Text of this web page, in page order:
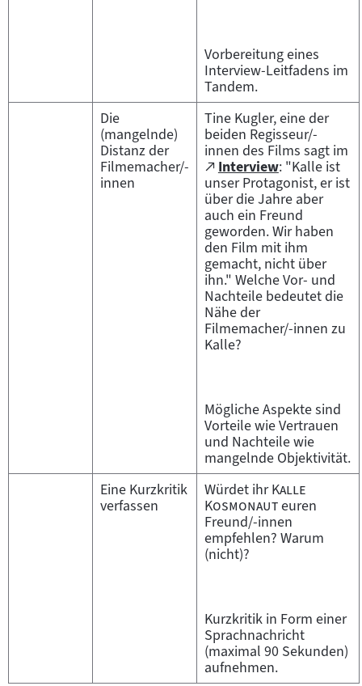
Vorbereitung eines
Interview-Leitfadens im
Tandem.
Die
(mangelnde)
Distanz der
Filmemacher/-
innen
Tine Kugler, eine der
beiden Regisseur/-
innen des Films sagt im
Zum
externen
Inhalt:
Interview
(öffnet
im
neuen
Tab)
: "Kalle ist
unser Protagonist, er ist
über die Jahre aber
auch ein Freund
geworden. Wir haben
den Film mit ihm
gemacht, nicht über
ihn." Welche Vor- und
Nachteile bedeutet die
Nähe der
Filmemacher/-innen zu
Kalle?
Mögliche Aspekte sind
Vorteile wie Vertrauen
und Nachteile wie
mangelnde Objektivität.
Eine Kurzkritik
verfassen
Würdet ihr"
Kalle
Kosmonaut"euren
Freund/-innen
empfehlen? Warum
(nicht)?
Kurzkritik in Form einer
Sprachnachricht
(maximal 90 Sekunden)
aufnehmen.